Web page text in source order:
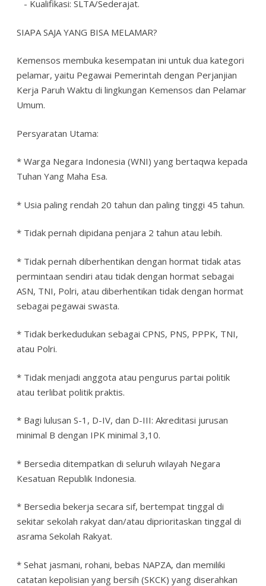
- Kualifikasi: SLTA/Sederajat.
SIAPA SAJA YANG BISA MELAMAR?
Kemensos membuka kesempatan ini untuk dua kategori
pelamar, yaitu Pegawai Pemerintah dengan Perjanjian
Kerja Paruh Waktu di lingkungan Kemensos dan Pelamar
Umum.
Persyaratan Utama:
* Warga Negara Indonesia (WNI) yang bertaqwa kepada
Tuhan Yang Maha Esa.
* Usia paling rendah 20 tahun dan paling tinggi 45 tahun.
* Tidak pernah dipidana penjara 2 tahun atau lebih.
* Tidak pernah diberhentikan dengan hormat tidak atas
permintaan sendiri atau tidak dengan hormat sebagai
ASN, TNI, Polri, atau diberhentikan tidak dengan hormat
sebagai pegawai swasta.
* Tidak berkedudukan sebagai CPNS, PNS, PPPK, TNI,
atau Polri.
* Tidak menjadi anggota atau pengurus partai politik
atau terlibat politik praktis.
* Bagi lulusan S-1, D-IV, dan D-III: Akreditasi jurusan
minimal B dengan IPK minimal 3,10.
* Bersedia ditempatkan di seluruh wilayah Negara
Kesatuan Republik Indonesia.
* Bersedia bekerja secara sif, bertempat tinggal di
sekitar sekolah rakyat dan/atau diprioritaskan tinggal di
asrama Sekolah Rakyat.
* Sehat jasmani, rohani, bebas NAPZA, dan memiliki
catatan kepolisian yang bersih (SKCK) yang diserahkan